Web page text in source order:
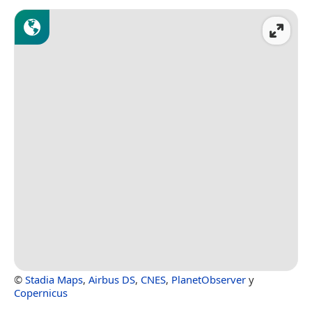
© Stadia Maps, Airbus DS, CNES, PlanetObserver y
Copernicus